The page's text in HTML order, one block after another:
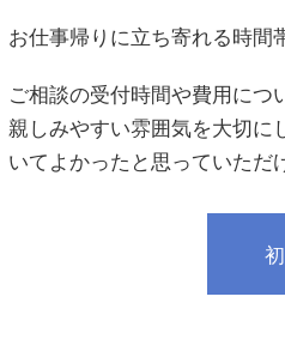
お仕事帰りに立ち寄れる時間
ご相談の受付時間や費用につ
親しみやすい雰囲気を大切
いてよかったと思っていただ